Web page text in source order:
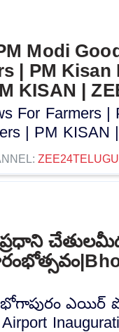
Modi
| PM
KISAN |
For Farmers |
| PM KISAN
ప్రధాని
ఎయిర్